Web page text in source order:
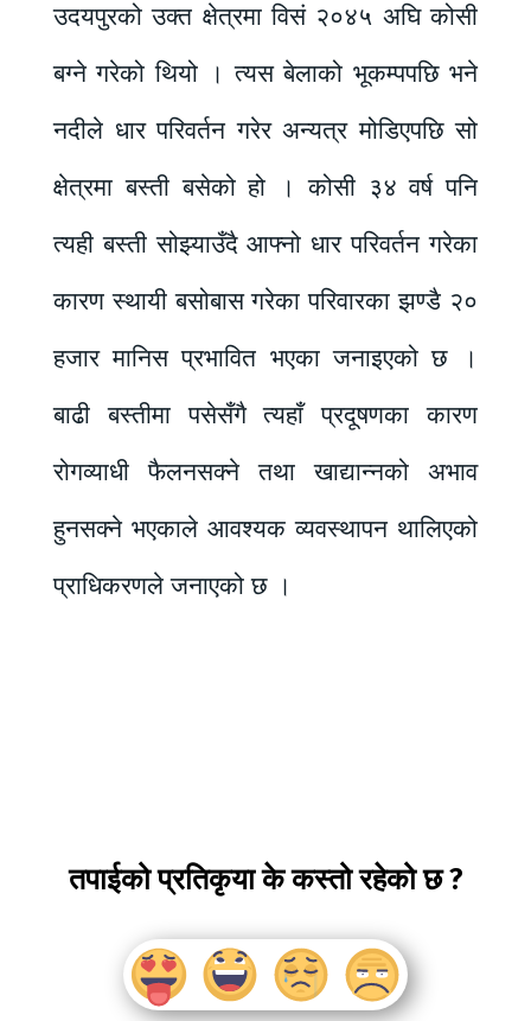
उदयपुरको उक्त क्षेत्रमा विसं २०४५ अघि कोसी
बग्ने गरेको थियो । त्यस बेलाको भूकम्पपछि भने
नदीले धार परिवर्तन गरेर अन्यत्र मोडिएपछि सो
क्षेत्रमा बस्ती बसेको हो । कोसी ३४ वर्ष पनि
त्यही बस्ती सोझ्याउँदै आफ्नो धार परिवर्तन गरेका
कारण स्थायी बसोबास गरेका परिवारका झण्डै २०
हजार मानिस प्रभावित भएका जनाइएको छ ।
बाढी बस्तीमा पसेसँगै त्यहाँ प्रदूषणका कारण
रोगव्याधी फैलनसक्ने तथा खाद्यान्नको अभाव
हुनसक्ने भएकाले आवश्यक व्यवस्थापन थालिएको
प्राधिकरणले जनाएको छ ।
तपाईको प्रतिकृया के कस्तो रहेको छ ?